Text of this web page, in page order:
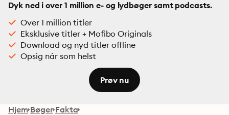
Dyk ned i over 1 million e- og lydbøger samt podcasts.
Over 1 million titler
Eksklusive titler + Mofibo Originals
Download og nyd titler offline
Opsig når som helst
Prøv nu
Hjem Bøger Fakta